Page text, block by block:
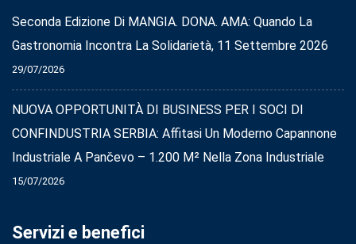
Seconda Edizione Di MANGIA. DONA. AMA: Quando La
Gastronomia Incontra La Solidarietà, 11 Settembre 2026
29/07/2026
NUOVA OPPORTUNITÀ DI BUSINESS PER I SOCI DI
CONFINDUSTRIA SERBIA: Affitasi Un Moderno Capannone
Industriale A Pančevo – 1.200 M² Nella Zona Industriale
15/07/2026
Servizi e benefici